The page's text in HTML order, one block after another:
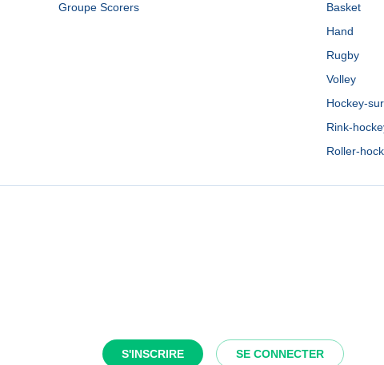
S'INSCRIRE SE CONNECTER
Groupe Scorers
Basket
Hand
Rugby
Volley
Hockey-
Rink-
Roller-